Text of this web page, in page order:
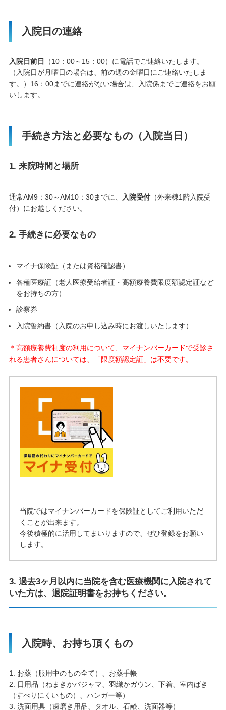
入院日の連絡
入院日前日
（10：00～15：00）に電話でご連絡いたします。
（入院日が月曜日の場合は、前の週の金曜日にご連絡いたしま
す。）16：00までに連絡がない場合は、入院係までご連絡をお願
いします。
手続き方法と必要なもの（入院当日）
1. 来院時間と場所
通常AM9：30～AM10：30までに、 入院受付（外来棟1階入院受
付）にお越しください。
2. 手続きに必要なもの
マイナ保険証（または資格確認書）
各種医療証（老人医療受給者証・高額療養費限度額認定証など
をお持ちの方）
診察券
入院誓約書（入院のお申し込み時にお渡しいたします）
＊高額療養費制度の利用について、マイナンバーカードで受診さ
れる患者さんについては、「限度額認定証」は不要です。
当院ではマイナンバーカードを保険証としてご利用いただ
くことが出来ます。
今後積極的に活用してまいりますので、ぜひ登録をお願い
します。
3. 過去3ヶ月以内に当院を含む医療機関に入院されて
いた方は、退院証明書をお持ちください。
入院時、お持ち頂くもの
1. お薬（服用中のもの全て）、お薬手帳
2. 日用品（ねまきかパジャマ、羽織かガウン、下着、室内ばき
（すべりにくいもの）、ハンガー等）
3. 洗面用具（歯磨き用品、タオル、石鹸、洗面器等）